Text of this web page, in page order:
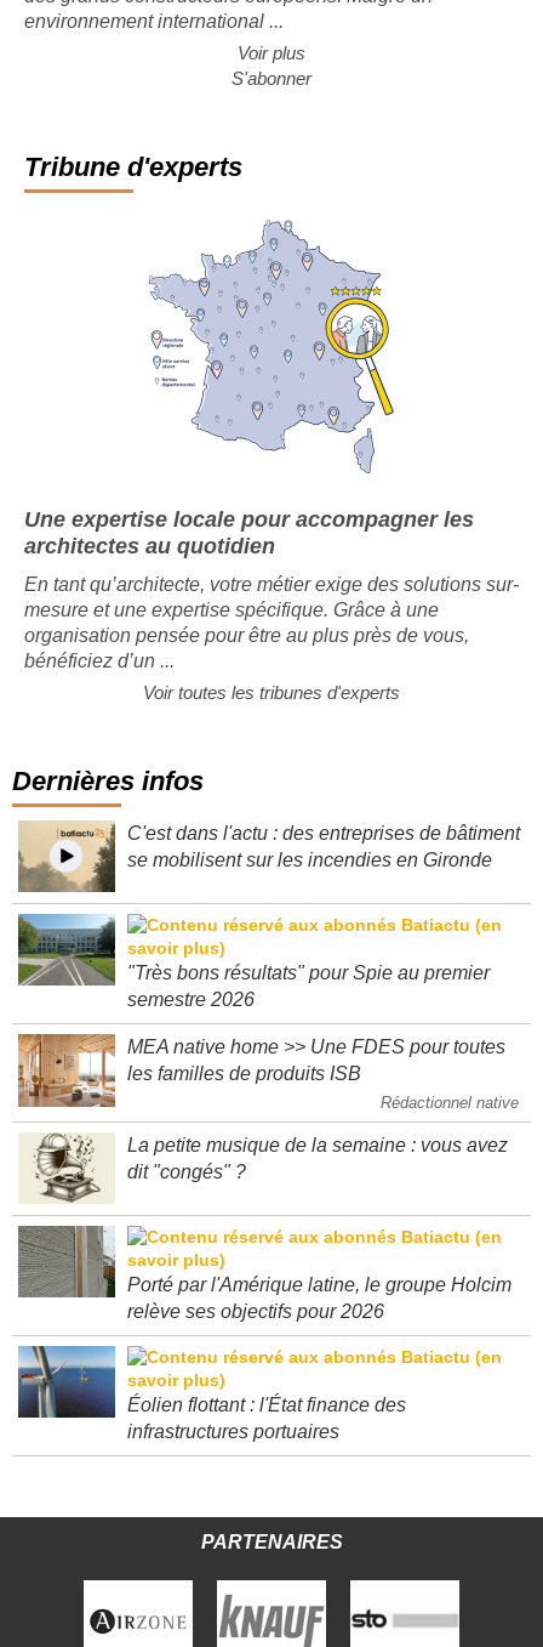
des grands constructeurs européens. Malgré un
Voir plus
Tribune d'experts
Une expertise locale pour accompagner les
architectes au quotidien
En tant qu’architecte, votre métier exige des solutions sur-
mesure et une expertise spécifique. Grâce à une
organisation pensée pour être au plus près de vous,
Dernières infos
C'est dans l'actu : des entreprises de bâtiment
"Très bons résultats" pour Spie au premier
MEA native home >> Une FDES pour toutes
Rédactionnel native
La petite musique de la semaine : vous avez
Porté par l'Amérique latine, le groupe Holcim
Éolien flottant : l'État finance des